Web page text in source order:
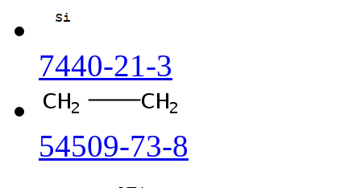
7440-21-3
54509-73-8